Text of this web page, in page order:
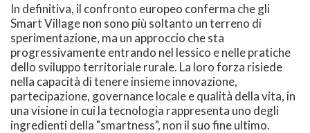
In definitiva, il confronto europeo conferma che gli
Smart Village non sono più soltanto un terreno di
sperimentazione, ma un approccio che sta
progressivamente entrando nel lessico e nelle pratiche
dello sviluppo territoriale rurale. La loro forza risiede
nella capacità di tenere insieme innovazione,
partecipazione, governance locale e qualità della vita, in
una visione in cui la tecnologia rappresenta uno degli
ingredienti della "smartness", non il suo fine ultimo.